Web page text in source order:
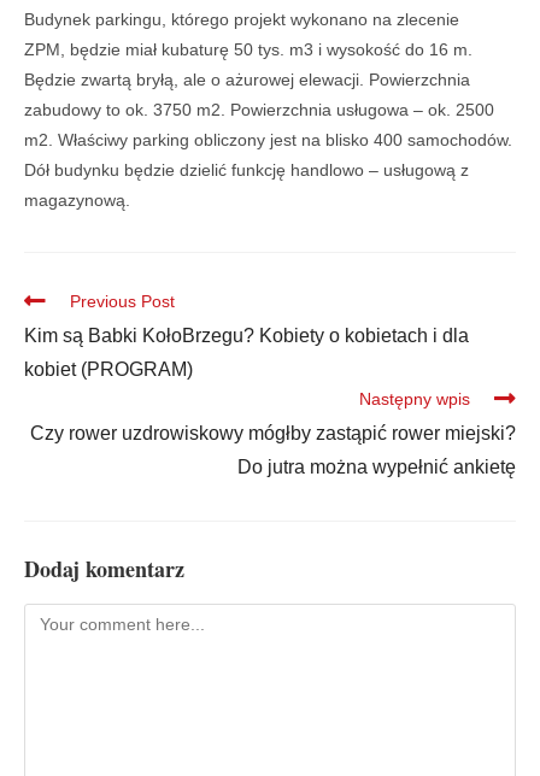
Budynek parkingu, którego projekt wykonano na zlecenie
ZPM, będzie miał kubaturę 50 tys. m3 i wysokość do 16 m.
Będzie zwartą bryłą, ale o ażurowej elewacji. Powierzchnia
zabudowy to ok. 3750 m2. Powierzchnia usługowa – ok. 2500
m2. Właściwy parking obliczony jest na blisko 400 samochodów.
Dół budynku będzie dzielić funkcję handlowo – usługową z
magazynową.
Previous Post
Kim są Babki KołoBrzegu? Kobiety o kobietach i dla
kobiet (PROGRAM)
Następny wpis
Czy rower uzdrowiskowy mógłby zastąpić rower miejski?
Do jutra można wypełnić ankietę
Dodaj komentarz